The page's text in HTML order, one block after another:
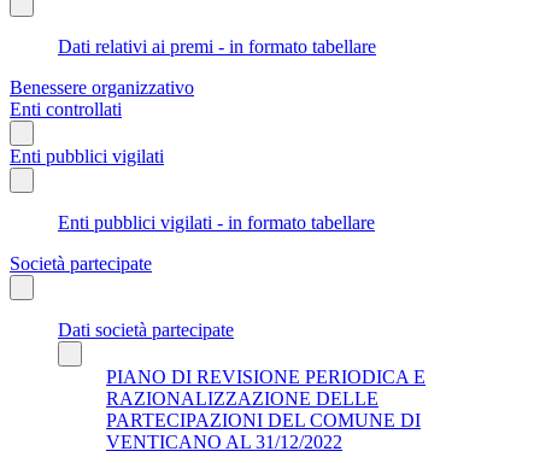
Dati relativi ai premi - in formato tabellare
Benessere organizzativo
Enti controllati
Enti pubblici vigilati
Enti pubblici vigilati - in formato tabellare
Società partecipate
Dati società partecipate
PIANO DI REVISIONE PERIODICA E
RAZIONALIZZAZIONE DELLE
PARTECIPAZIONI DEL COMUNE DI
VENTICANO AL 31/12/2022